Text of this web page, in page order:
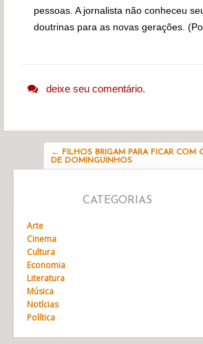
pessoas. A jornalista não conheceu
doutrinas para as novas gerações.
deixe seu comentário.
←
FILHOS BRIGAM PARA FICAR COM
DE DOMINGUINHOS
CATEGORIAS
Arte
Cinema
Cultura
Economia
Literatura
Música
Notícias
Política